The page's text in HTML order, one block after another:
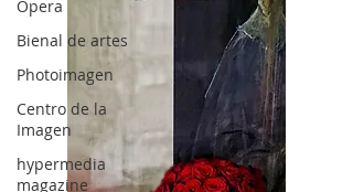
Opera
Bienal de artes
Photoimagen
Centro de la
Imagen
hypermedia
magazine